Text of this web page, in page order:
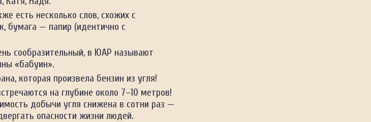
есть несколько слов, схожих с
бумага — папир (идентично с
сообразительный, в ЮАР называют
«бабуин».
которая произвела бензин из угля!
на глубине около 7–10 метров!
добычи угля снижена в сотни раз —
опасности жизни людей.